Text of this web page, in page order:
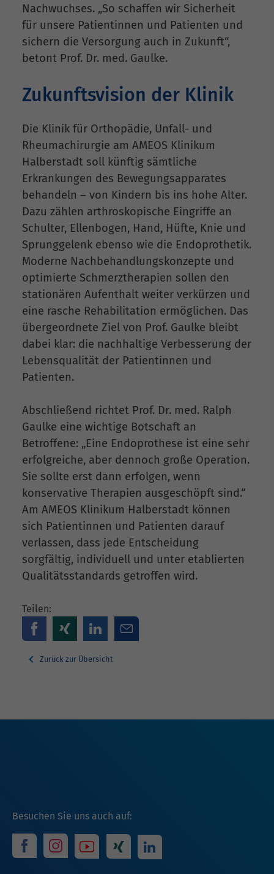
Nachwuchses. „So schaffen wir Sicherheit
für unsere Patientinnen und Patienten und
sichern die Versorgung auch in Zukunft“,
betont Prof. Dr. med. Gaulke.
Zukunftsvision der Klinik
Die Klinik für Orthopädie, Unfall- und
Rheumachirurgie am AMEOS Klinikum
Halberstadt soll künftig sämtliche
Erkrankungen des Bewegungsapparates
behandeln – von Kindern bis ins hohe Alter.
Dazu zählen arthroskopische Eingriffe an
Schulter, Ellenbogen, Hand, Hüfte, Knie und
Sprunggelenk ebenso wie die Endoprothetik.
Moderne Nachbehandlungskonzepte und
optimierte Schmerztherapien sollen den
stationären Aufenthalt weiter verkürzen und
eine rasche Rehabilitation ermöglichen. Das
übergeordnete Ziel von Prof. Gaulke bleibt
dabei klar: die nachhaltige Verbesserung der
Lebensqualität der Patientinnen und
Patienten.
Abschließend richtet Prof. Dr. med. Ralph
Gaulke eine wichtige Botschaft an
Betroffene: „Eine Endoprothese ist eine sehr
erfolgreiche, aber dennoch große Operation.
Sie sollte erst dann erfolgen, wenn
konservative Therapien ausgeschöpft sind.“
Am AMEOS Klinikum Halberstadt können
sich Patientinnen und Patienten darauf
verlassen, dass jede Entscheidung
sorgfältig, individuell und unter etablierten
Qualitätsstandards getroffen wird.
Teilen:
Zurück zur Übersicht
Besuchen Sie uns auch auf: